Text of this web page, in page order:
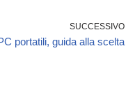
SUCCESSIVO
portatili, guida alla scelta